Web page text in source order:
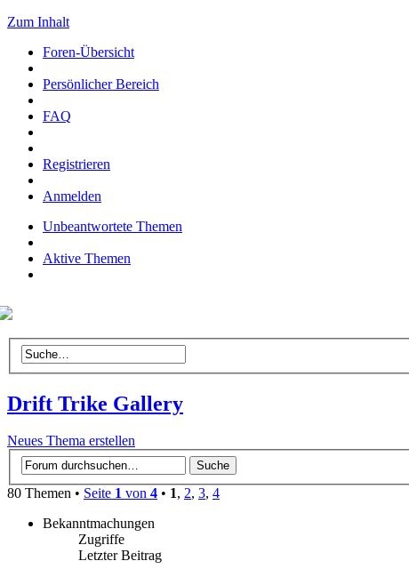
Zum Inhalt
Foren-Übersicht
Persönlicher Bereich
FAQ
Registrieren
Anmelden
Unbeantwortete Themen
Aktive Themen
Drift Trike Gallery
Neues Thema erstellen
80 Themen • Seite 1 von 4 • 1, 2, 3, 4
Bekanntmachungen
Zugriffe
Letzter Beitrag